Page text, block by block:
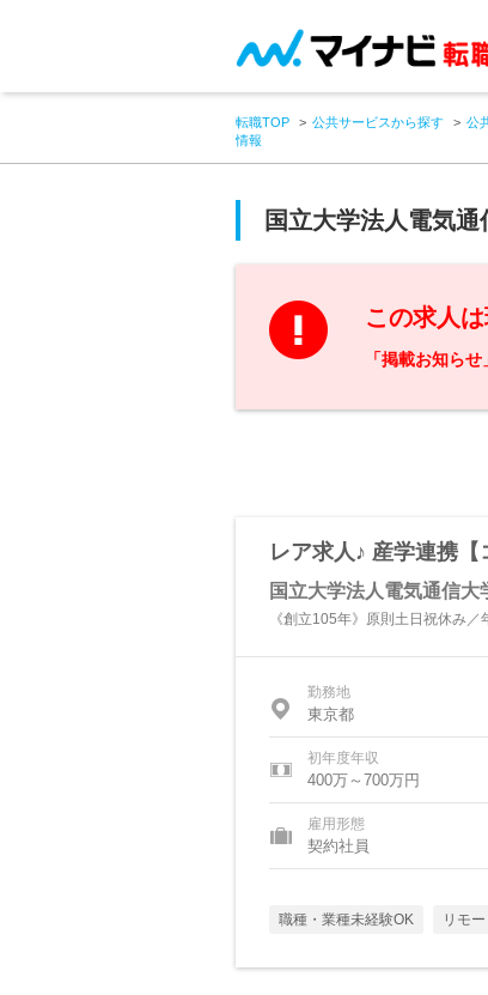
転職TOP 公共サービスから探す 公
情報
国立大学法人電気通
この求人
「掲載お知ら
レア求人♪ 産学連携
国立大学法人電気通信大
《創立105年》原則土日祝休み
勤務地
東京都
初年度年収
400万～700万円
雇用形態
契約社員
職種・業種未経験OK リモ